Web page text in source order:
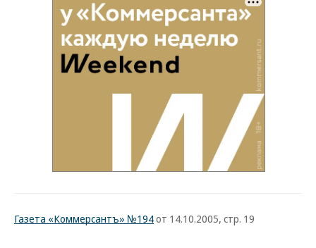
Газета «Коммерсантъ» №194от 14.10.2005, стр. 19